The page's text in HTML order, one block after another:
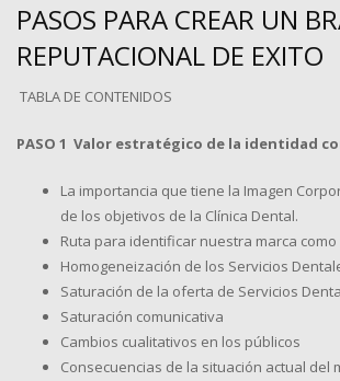
PASOS PARA CREAR UN
REPUTACIONAL DE EXITO
TABLA DE CONTENIDOS
PASO 1 Valor estratégico de la identidad
La importancia que tiene la Imagen
de los objetivos de la Clínica Dental.
Ruta para identificar nuestra marca como
Homogeneización de los Servicios
Saturación de la oferta de Servicios
Saturación comunicativa
Cambios cualitativos en los públicos
Consecuencias de la situación actual del